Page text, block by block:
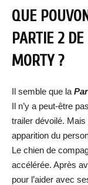
QUE
PARTIE 2
MORTY ?
Il semble que la
Il n’y a peut-être
trailer dévoilé.
apparition du
Le chien de
accélérée. Après
pour l’aider avec